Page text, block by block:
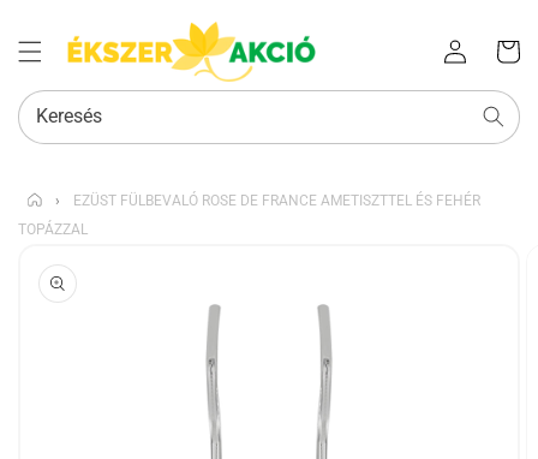
Bejelentkezés
kosara
Keresés
›
EZÜST FÜLBEVALÓ ROSE DE FRANCE AMETISZTTEL ÉS FEHÉR
TOPÁZZAL
UGRÁS A
TERMÉKADATOKRA